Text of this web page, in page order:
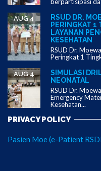
RSUD DR.
PERINGKAT 1
LAYANAN
KESEHATAN
AUG 4
RSUD Dr.
Peringkat 1
SIMULASI
NEONATAL
AUG 4
RSUD Dr.
Emergency
Kesehatan...
PRIVACY POLICY
Pasien Moe (e-Patient